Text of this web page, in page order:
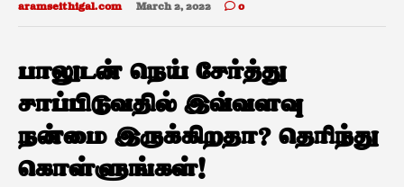
aramseithigal.com March 2, 2022 0
பாலுடன் நெய் சேர்த்து
சாப்பிடுவதில் இவ்வளவு
நன்மை இருக்கிறதா? தெரிந்து
கொள்ளுங்கள்!